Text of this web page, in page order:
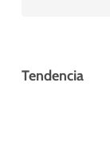
Tendencia